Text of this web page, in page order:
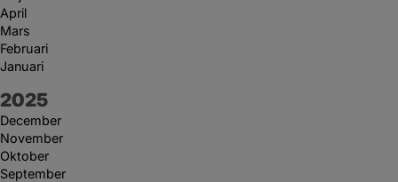
April
Mars
Februari
Januari
År:
2025
December
November
Oktober
September